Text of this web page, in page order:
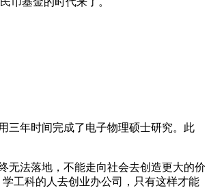
三年时间完成了电子物理硕士研究。此
无法落地，不能走向社会去创造更大的价
工科的人去创业办公司，只有这样才能